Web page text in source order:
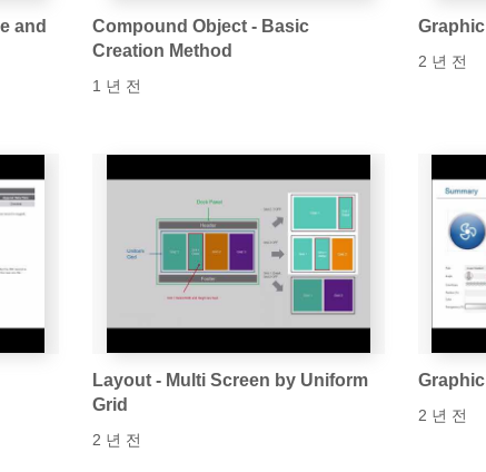
and
Compound Object - Basic
Creation Method
1 년 전
2 년 전
Layout - Multi Screen by Uniform
Grid
2 년 전
2 년 전